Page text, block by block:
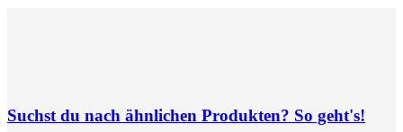
Suchst du nach ähnlichen Produkten? So geht's!